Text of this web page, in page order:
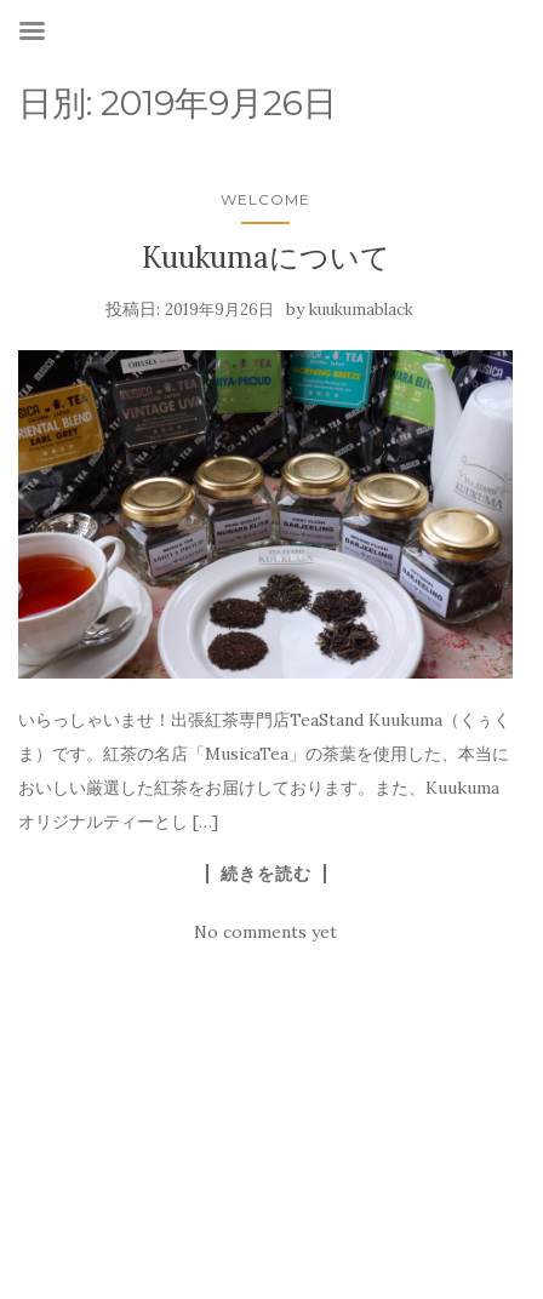
日別: 2019年9月26日
WELCOME
Kuukumaについて
投稿日: 2019年9月26日 bykuukumablack
いらっしゃいませ！出張紅茶専門店TeaStand Kuukuma（くぅく
ま）です。紅茶の名店「MusicaTea」の茶葉を使用した、本当に
おいしい厳選した紅茶をお届けしております。また、Kuukuma
オリジナルティーとし […]
続きを読む
No comments yet